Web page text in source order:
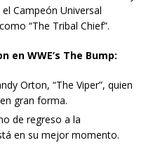
Campeón Universal
“The Tribal Chief”.
en WWE’s The Bump:
Orton, “The Viper”, quien
gran forma.
de regreso a la
en su mejor momento.